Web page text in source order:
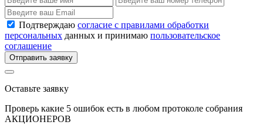
Подтверждаю согласие с правилами обработки
персональных данных и принимаю пользовательское
соглашение
Отправить заявку
Оставьте заявку
Проверь какие 5 ошибок есть в любом протоколе собрания
АКЦИОНЕРОВ